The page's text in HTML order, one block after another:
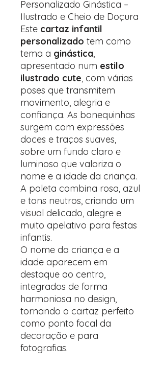
Personalizado Ginástica –
Ilustrado e Cheio de Doçura
Este cartaz infantil
personalizado tem como
tema a ginástica,
apresentado num estilo
ilustrado cute, com várias
poses que transmitem
movimento, alegria e
confiança. As bonequinhas
surgem com expressões
doces e traços suaves,
sobre um fundo claro e
luminoso que valoriza o
nome e a idade da criança.
A paleta combina rosa, azul
e tons neutros, criando um
visual delicado, alegre e
muito apelativo para festas
infantis.
O nome da criança e a
idade aparecem em
destaque ao centro,
integrados de forma
harmoniosa no design,
tornando o cartaz perfeito
como ponto focal da
decoração e para
fotografias.